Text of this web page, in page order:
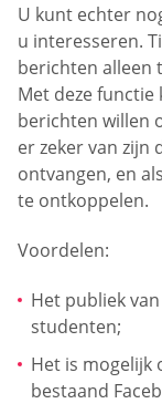
U kunt echter
u interesseren.
berichten alleen
Met deze functie
berichten willen
er zeker van zijn
ontvangen, en
te ontkoppelen.
Voordelen:
Het publiek
studenten;
Het is mogelijk
bestaand